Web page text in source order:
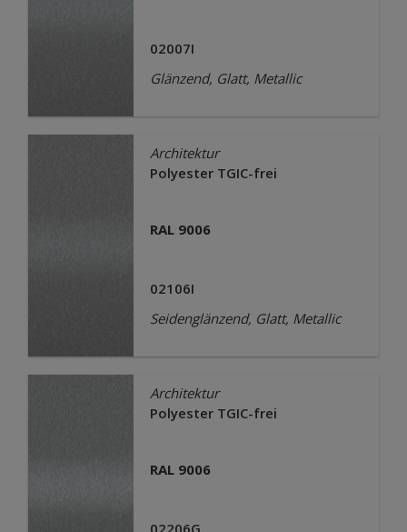
02007I
Glänzend, Glatt, Metallic
Architektur
Polyester TGIC-frei
RAL 9006
02106I
Seidenglänzend, Glatt, Metallic
Architektur
Polyester TGIC-frei
RAL 9006